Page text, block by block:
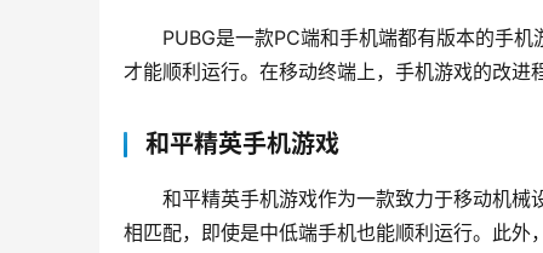
PUBG是一款PC端和手机端都有版本的手
才能顺利运行。在移动终端上，手机游戏的改
和平精英手机游戏
和平精英手机游戏作为一款致力于移动机
相匹配，即使是中低端手机也能顺利运行。此